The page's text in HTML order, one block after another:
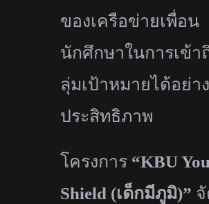
ของเครือข่ายเพื่อน
นักศึกษาในการเข้า
ลุ่มเป้าหมายได้อย่า
ประสิทธิภาพ
โครงการ “KBU
Shield (เด็กมีภูมิ)”